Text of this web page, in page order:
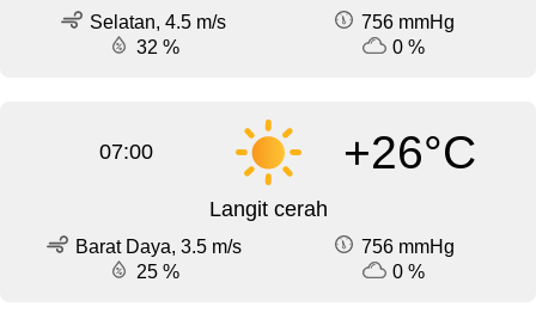
Selatan, 4.5 m/s
756 mmHg
32 %
0 %
07:00 +26°C
Langit cerah
Barat Daya, 3.5 m/s
756 mmHg
25 %
0 %